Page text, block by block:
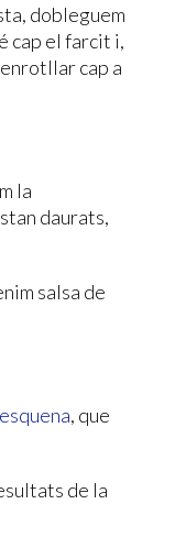
dobleguem
cap el farcit i,
cap a
la
daurats,
salsa de
, que
de la